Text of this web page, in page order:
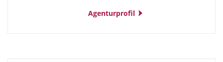
Agenturprofil